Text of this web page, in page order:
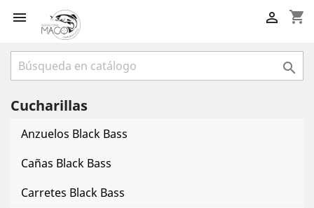
 shopping_cart


Cucharillas
Anzuelos Black Bass
Cañas Black Bass
Carretes Black Bass